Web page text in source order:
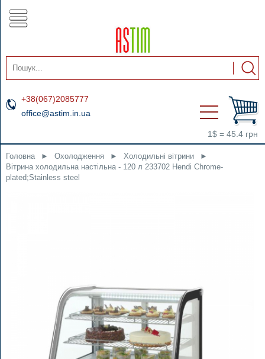
+38(067)2085777
office@astim.in.ua
1$ = 45.4 грн
Головна ► Охолодження ► Холодильні вітрини
►
Вітрина холодильна настільна - 120 л 233702 Hendi Chrome-
plated;Stainless steel